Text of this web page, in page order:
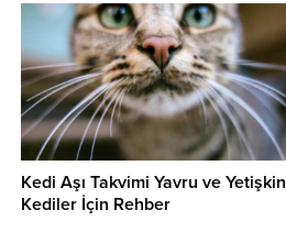
Kedi Aşı Takvimi Yavru ve Yetişkin
Kediler İçin Rehber